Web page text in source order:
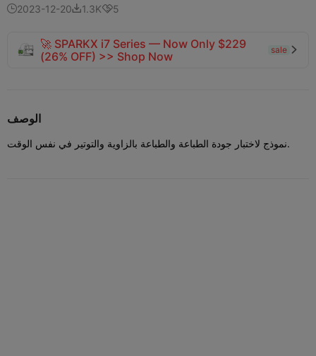
2023-12-201.3K5
🚀 SPARKX i7 Series — Now Only $229
(26% OFF) >> Shop Now
sale 
الوصف
نموذج لاختبار جودة الطباعة والطباعة بالزاوية والتوتير في نفس الوقت.